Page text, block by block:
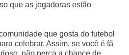
que as jogadoras estão
que gosta do futebol
celebrar. Assim, se você é fã
não perca a chance de